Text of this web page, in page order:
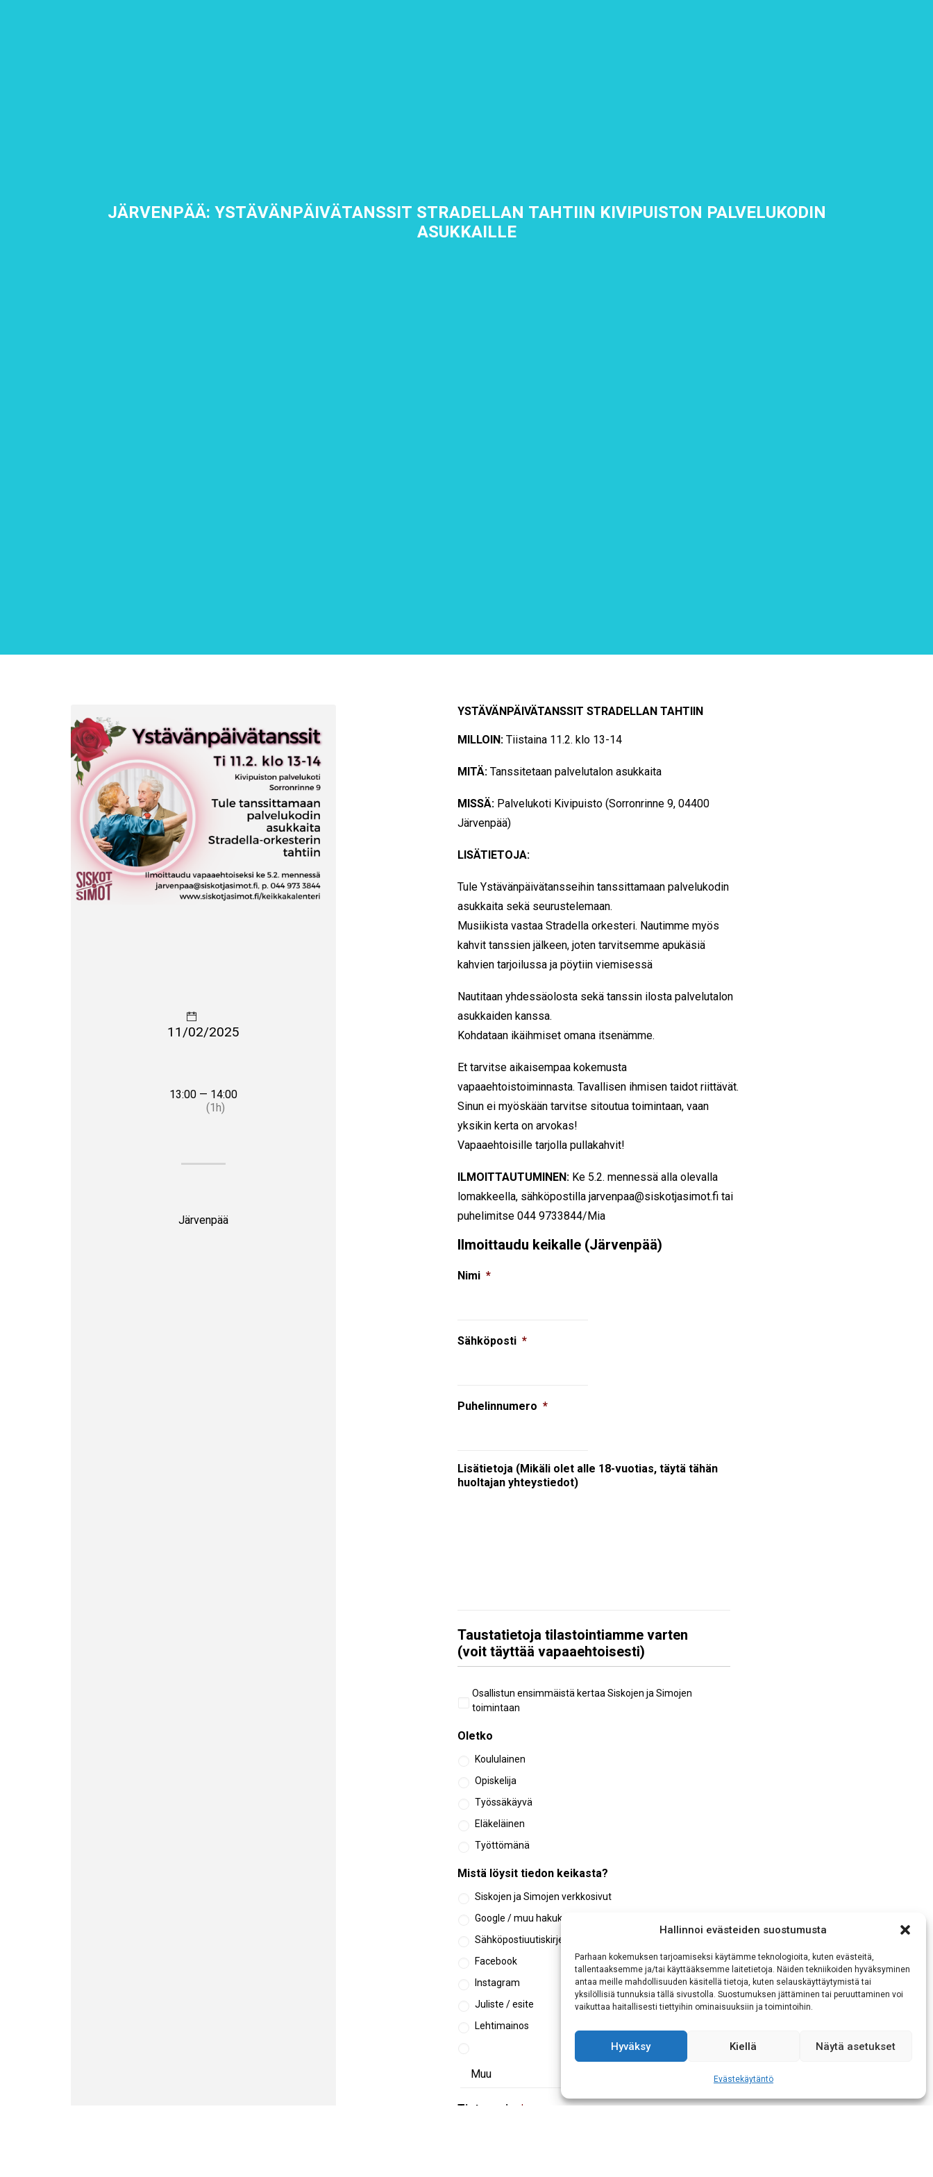
Hallinnoi evästeiden suostumusta
Parhaan kokemuksen tarjoamiseksi käytämme teknologioita, kuten evästeitä,
tallentaaksemme ja/tai käyttääksemme laitetietoja. Näiden tekniikoiden hyväksyminen
antaa meille mahdollisuuden käsitellä tietoja, kuten selauskäyttäytymistä tai
yksilöllisiä tunnuksia tällä sivustolla. Suostumuksen jättäminen tai peruuttaminen voi
vaikuttaa haitallisesti tiettyihin ominaisuuksiin ja toimintoihin.
Hyväksy Kiellä Näytä asetukset
Evästekäytäntö
JÄRVENPÄÄ: YSTÄVÄNPÄIVÄTANSSIT STRADELLAN TAHTIIN KIVIPUISTON PALVELUKODIN
ASUKKAILLE
YSTÄVÄNPÄIVÄTANSSIT STRADELLAN TAHTIIN
MILLOIN:Tiistaina 11.2. klo 13-14
MITÄ:Tanssitetaan palvelutalon asukkaita
MISSÄ: Palvelukoti Kivipuisto (Sorronrinne 9, 04400
Järvenpää)
LISÄTIETOJA:
Tule Ystävänpäivätansseihin tanssittamaan palvelukodin
asukkaita sekä seurustelemaan.
Musiikista vastaa Stradella orkesteri. Nautimme myös
kahvit tanssien jälkeen, joten tarvitsemme apukäsiä
kahvien tarjoilussa ja pöytiin viemisessä
Nautitaan yhdessäolosta sekä tanssin ilosta palvelutalon
asukkaiden kanssa.
Kohdataan ikäihmiset omana itsenämme.
Et tarvitse aikaisempaa kokemusta
vapaaehtoistoiminnasta. Tavallisen ihmisen taidot riittävät.
Sinun ei myöskään tarvitse sitoutua toimintaan, vaan
yksikin kerta on arvokas!
Vapaaehtoisille tarjolla pullakahvit!
ILMOITTAUTUMINEN:Ke 5.2. mennessä alla olevalla
lomakkeella, sähköpostilla jarvenpaa@siskotjasimot.fi tai
puhelimitse 044 9733844/Mia
Ilmoittaudu keikalle (Järvenpää)
Nimi *
Sähköposti *
Puhelinnumero *
Lisätietoja (Mikäli olet alle 18-vuotias, täytä tähän
huoltajan yhteystiedot)
Taustatietoja tilastointiamme varten
(voit täyttää vapaaehtoisesti)
Aiempi
osallistuminen
Osallistun ensimmäistä kertaa Siskojen ja Simojen
toimintaan
Oletko
Koululainen
Opiskelija
Työssäkäyvä
Eläkeläinen
Työttömänä
Mistä löysit tiedon keikasta?
Siskojen ja Simojen verkkosivut
Google / muu hakukone
Sähköpostiuutiskirje
Facebook
Instagram
Juliste / esite
Lehtimainos
Tietosuoja
*
11/02/2025
13:00 — 14:00
(1h)
Järvenpää